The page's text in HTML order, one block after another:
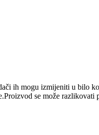
ih mogu izmijeniti u bilo
se može